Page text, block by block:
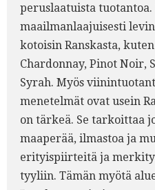
peruslaatuista tuotantoa.
maailmanlaajuisesti
kotoisin Ranskasta,
Chardonnay, Pinot Noir,
Syrah. Myös
menetelmät ovat usein
on tärkeä. Se tarkoittaa
maaperää, ilmastoa ja
erityispiirteitä ja
tyyliin. Tämän myötä